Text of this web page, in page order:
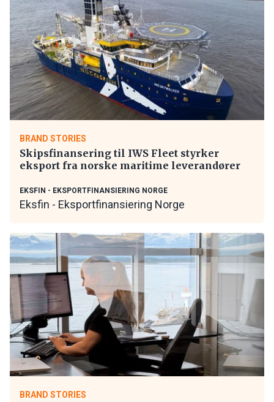
BRAND STORIES
Skipsfinansering til IWS Fleet styrker
eksport fra norske maritime leverandører
EKSFIN - EKSPORTFINANSIERING NORGE
Eksfin - Eksportfinansiering Norge
BRAND STORIES